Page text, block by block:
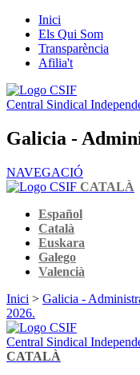
Inici
Els Qui Som
Transparència
Afilia't
Central Sindical
Galicia -
NAVEGACIÓ
CATALÀ
Español
Català
Euskara
Galego
Valencià
Inici > Galicia -
2026.
Central Sindical
CATALÀ